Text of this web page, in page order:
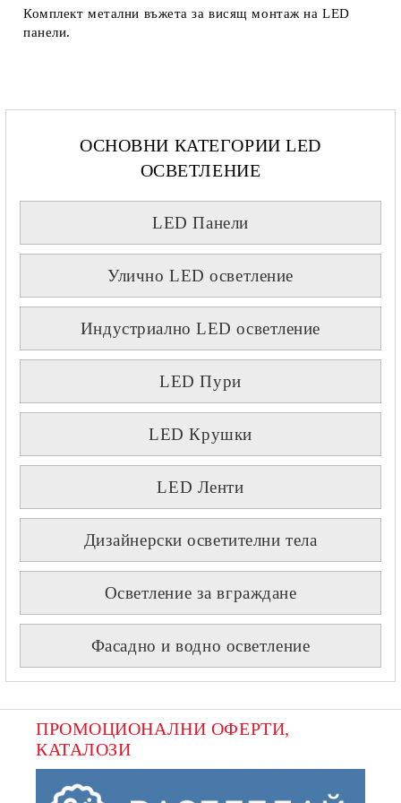
Комплект метални въжета за висящ монтаж на LED
панели.
ОСНОВНИ КАТЕГОРИИ LED
ОСВЕТЛЕНИЕ
LED Панели
Улично LED осветление
Индустриално LED осветление
LED Пури
LED Крушки
LED Ленти
Дизайнерски осветителни тела
Осветление за вграждане
Фасадно и водно осветление
ПРОМОЦИОНАЛНИ ОФЕРТИ,
КАТАЛОЗИ